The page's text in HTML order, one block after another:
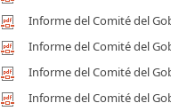
Informe del Comité del
Informe del Comité del
Informe del Comité del
Informe del Comité del